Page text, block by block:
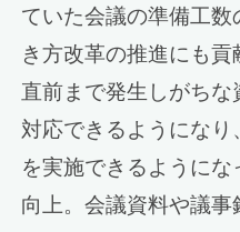
ていた会議の準備工
き方改革の推進にも貢
直前まで発生しがち
対応できるようにな
を実施できるように
向上。会議資料や議